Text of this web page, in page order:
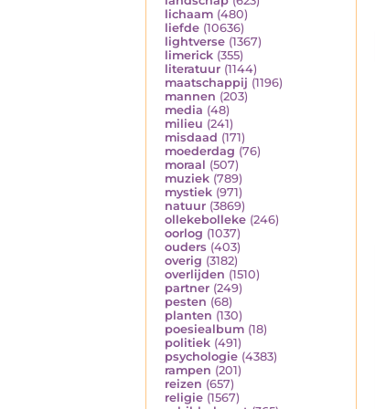
lichaam (480)
liefde (10636)
lightverse (1367)
limerick (355)
literatuur (1144)
maatschappij (1196)
mannen (203)
media (48)
milieu (241)
misdaad (171)
moederdag (76)
moraal (507)
muziek (789)
mystiek (971)
natuur (3869)
ollekebolleke (246)
oorlog (1037)
ouders (403)
overig (3182)
overlijden (1510)
partner (249)
pesten (68)
planten (130)
poesiealbum (18)
politiek (491)
psychologie (4383)
rampen (201)
reizen (657)
religie (1567)